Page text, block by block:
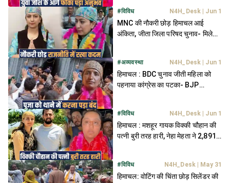
#विविध N4H_Desk Jun 1
MNC की नौकरी छोड़ हिमाचल आई
अंकिता, जीता जिला परिषद चुनाव- मिले
#अव्यवस्था N4H_Desk Jun 1
हिमाचल : BDC चुनाव जीती महिला को
पहनाया कांग्रेस का पटका- BJP
#विविध N4H_Desk Jun 1
हिमाचल : मशहूर गायक विक्की चौहान की
पत्नी बुरी तरह हारी, नेहा मेहता ने 2,891
#विविध N4H_Desk| May 31
हिमाचल: वोटिंग की चिंता छोड़ सिलेंडर की